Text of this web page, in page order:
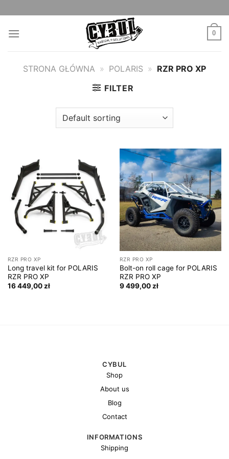
to
content
0
STRONA GŁÓWNA » POLARIS » RZR PRO XP
FILTER
RZR PRO XP
Long travel kit for POLARIS
RZR PRO XP
16 449,00 zł
RZR PRO XP
Bolt-on roll cage for POLARIS
RZR PRO XP
9 499,00 zł
CYBUL
Shop
About us
Blog
Contact
INFORMATIONS
Shipping